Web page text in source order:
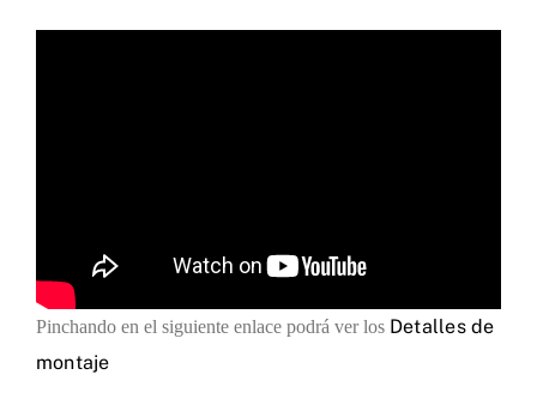
Pinchando en el siguiente enlace podrá ver los Detalles de
montaje